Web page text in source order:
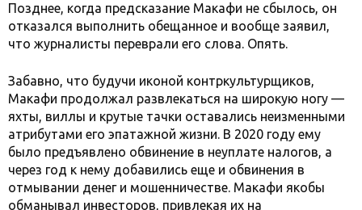
Позднее, когда предсказание Макафи не сбылось, он
отказался выполнить обещанное и вообще заявил,
что журналисты переврали его слова. Опять.
Забавно, что будучи иконой контркультурщиков,
Макафи продолжал развлекаться на широкую ногу —
яхты, виллы и крутые тачки оставались неизменными
атрибутами его эпатажной жизни. В 2020 году ему
было предъявлено обвинение в неуплате налогов, а
через год к нему добавились еще и обвинения в
отмывании денег и мошенничестве. Макафи якобы
обманывал инвесторов, привлекая их на